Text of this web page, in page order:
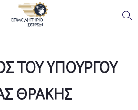
ΤΟΥ ΥΠΟΥΡΓΟΥ
ΘΡΑΚΗΣ